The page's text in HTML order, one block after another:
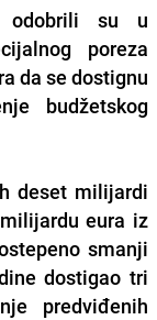
odobrili su u
poreza
da se dostignu
budžetskog
deset milijardi
eura iz
smanji
dostigao tri
predviđenih